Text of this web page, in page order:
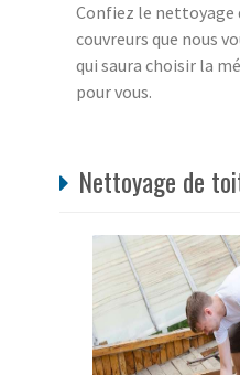
Confiez le nettoyage
couvreurs que nous
qui saura choisir la
pour vous.
Nettoyage de